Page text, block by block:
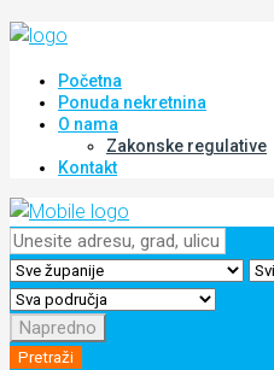
Početna
Ponuda nekretnina
O nama
Zakonske regulative
Kontakt
Napredno
Pretraži